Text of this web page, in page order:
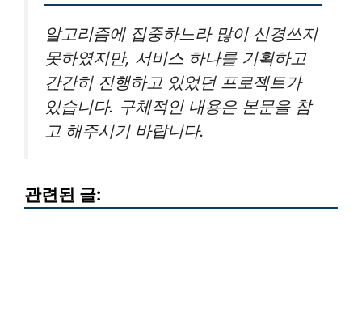
알고리즘에 집중하느라 많이 신경쓰지
못하였지만, 서비스 하나를 기획하고
간간히 진행하고 있었던 프로젝트가
있습니다. 구체적인 내용은 본문을 참
고 해주시기 바랍니다.
관련된 글: